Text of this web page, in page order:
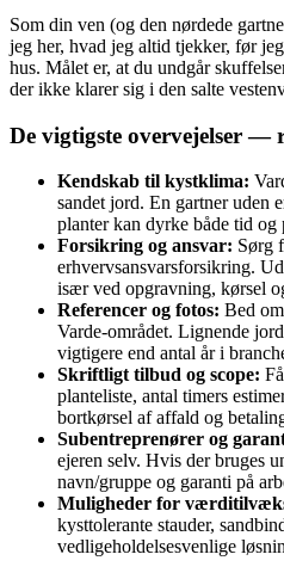
Som din ven (og den nørdede
jeg her, hvad jeg altid tjekker, før
hus. Målet er, at du undgår
der ikke klarer sig i den salte
De vigtigste overvejelser —
Kendskab til kystklima:
sandet jord. En gartner uden
planter kan dyrke både tid og
Forsikring og ansvar: Sørg
erhvervsansvarsforsikring.
især ved opgravning, kørsel
Referencer og fotos: Bed
Varde‑området. Lignende
vigtigere end antal år i
Skriftligt tilbud og scope:
planteliste, antal timers
bortkørsel af affald og
Subentreprenører og
ejeren selv. Hvis der bruges
navn/gruppe og garanti på
Muligheder for
kysttolerante stauder,
vedligeholdelsesvenlige